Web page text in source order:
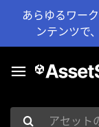
あらゆるワー
ンテンツで